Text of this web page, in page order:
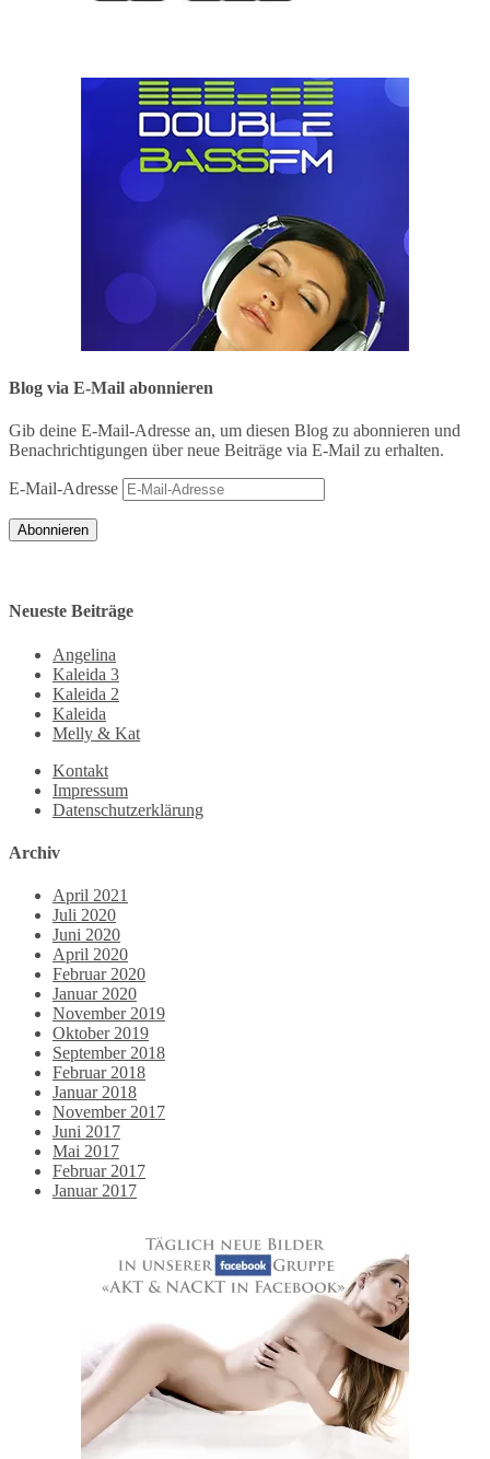
Blog via E-Mail abonnieren
Gib deine E-Mail-Adresse an, um diesen Blog zu abonnieren und
Benachrichtigungen über neue Beiträge via E-Mail zu erhalten.
E-Mail-Adresse
Abonnieren
Neueste Beiträge
Angelina
Kaleida 3
Kaleida 2
Kaleida
Melly & Kat
Kontakt
Impressum
Datenschutzerklärung
Archiv
April 2021
Juli 2020
Juni 2020
April 2020
Februar 2020
Januar 2020
November 2019
Oktober 2019
September 2018
Februar 2018
Januar 2018
November 2017
Juni 2017
Mai 2017
Februar 2017
Januar 2017